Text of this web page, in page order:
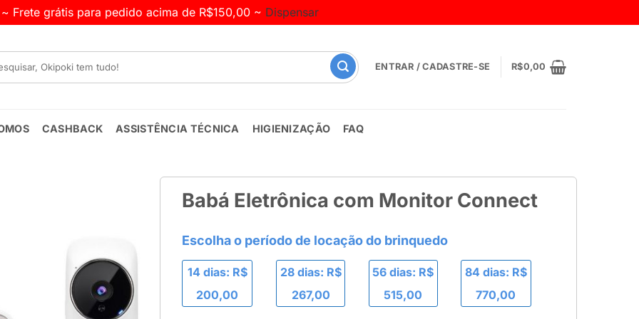
~ Frete grátis para pedido acima de R$150,00 ~ Dispensar
ENTRAR / CADASTRE-SE R$0,00
CASHBACK ASSISTÊNCIA TÉCNICA HIGIENIZAÇÃO FAQ
Babá Eletrônica com Monitor Connect
14 dias: R$
200,00
28 dias: R$
267,00
56 dias: R$
515,00
84 dias: R$
770,00